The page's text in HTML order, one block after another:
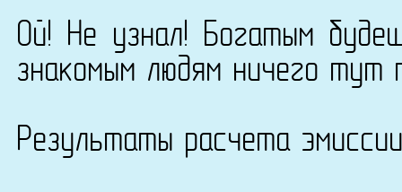
Ой! Не узнал! Богатым
знакомым людям ничего тут
Результаты расчета